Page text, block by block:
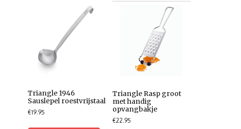
Triangle 1946
Sauslepel roestvrijstaal
€19.95
Triangle Rasp groot
met handig
opvangbakje
€22.95